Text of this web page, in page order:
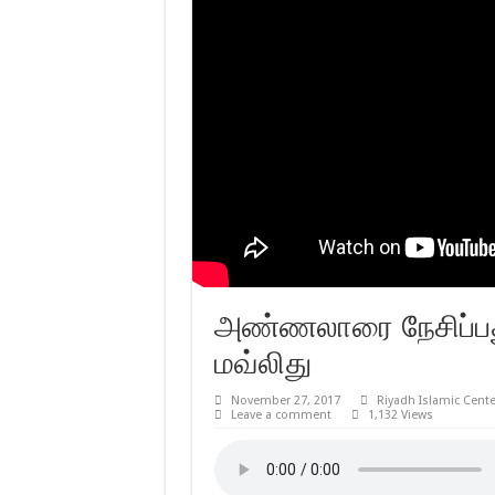
அண்ணலாரை
மவ்லிது
November 27, 2017 Riyadh Islamic
Leave a comment
1,132 Views